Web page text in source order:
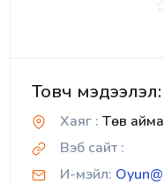
Товч мэдээлэл:
Хаяг : Төв
Вэб сайт :
И-мэйл: